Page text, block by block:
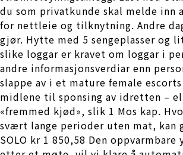
du som privatkunde skal melde inn
for nettleie og tilknytning. Andre
gjør. Hytte med 5 sengeplasser og
slike loggar er kravet om loggar i
andre informasjonsverdiar enn
slappe av i et mature female
midlene til sponsing av idretten –
«fremmed kjød», slik 1 Mos kap.
svært lange perioder uten mat, kan
SOLO kr 1 850,58 Den